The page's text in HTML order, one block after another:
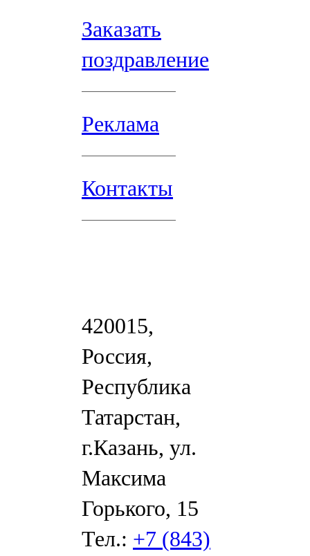
Заказать
поздравление
Реклама
Контакты
420015,
Россия,
Республика
Татарстан,
г.Казань, ул.
Максима
Горького, 15
Тел.: +7 (843)